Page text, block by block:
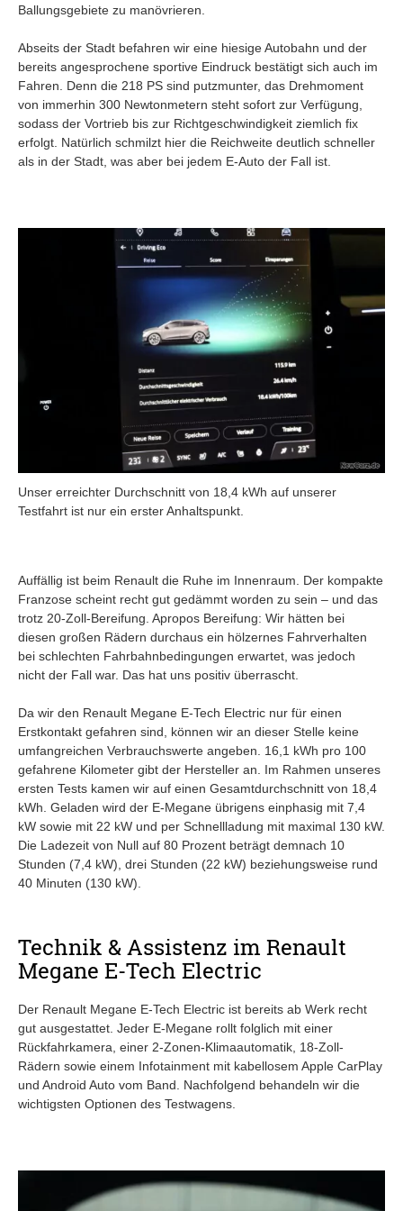
Ballungsgebiete zu manövrieren.
Abseits der Stadt befahren wir eine hiesige Autobahn und der
bereits angesprochene sportive Eindruck bestätigt sich auch im
Fahren. Denn die 218 PS sind putzmunter, das Drehmoment
von immerhin 300 Newtonmetern steht sofort zur Verfügung,
sodass der Vortrieb bis zur Richtgeschwindigkeit ziemlich fix
erfolgt. Natürlich schmilzt hier die Reichweite deutlich schneller
als in der Stadt, was aber bei jedem E-Auto der Fall ist.
Unser erreichter Durchschnitt von 18,4 kWh auf unserer
Testfahrt ist nur ein erster Anhaltspunkt.
Auffällig ist beim Renault die Ruhe im Innenraum. Der kompakte
Franzose scheint recht gut gedämmt worden zu sein – und das
trotz 20-Zoll-Bereifung. Apropos Bereifung: Wir hätten bei
diesen großen Rädern durchaus ein hölzernes Fahrverhalten
bei schlechten Fahrbahnbedingungen erwartet, was jedoch
nicht der Fall war. Das hat uns positiv überrascht.
Da wir den Renault Megane E-Tech Electric nur für einen
Erstkontakt gefahren sind, können wir an dieser Stelle keine
umfangreichen Verbrauchswerte angeben. 16,1 kWh pro 100
gefahrene Kilometer gibt der Hersteller an. Im Rahmen unseres
ersten Tests kamen wir auf einen Gesamtdurchschnitt von 18,4
kWh. Geladen wird der E-Megane übrigens einphasig mit 7,4
kW sowie mit 22 kW und per Schnellladung mit maximal 130 kW.
Die Ladezeit von Null auf 80 Prozent beträgt demnach 10
Stunden (7,4 kW), drei Stunden (22 kW) beziehungsweise rund
40 Minuten (130 kW).
Technik & Assistenz im Renault
Megane E-Tech Electric
Der Renault Megane E-Tech Electric ist bereits ab Werk recht
gut ausgestattet. Jeder E-Megane rollt folglich mit einer
Rückfahrkamera, einer 2-Zonen-Klimaautomatik, 18-Zoll-
Rädern sowie einem Infotainment mit kabellosem Apple CarPlay
und Android Auto vom Band. Nachfolgend behandeln wir die
wichtigsten Optionen des Testwagens.